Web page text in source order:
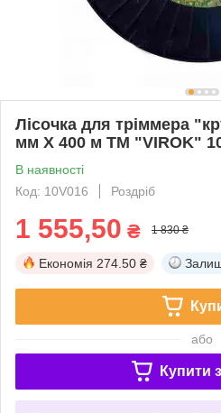
Лісочка для тріммера
мм X 400 м ТМ "VIROK"
В наявності
Код: 10V016
Роздріб
1 555,50 ₴ 1 830 ₴
Економія 274.50 ₴
або
Купити з